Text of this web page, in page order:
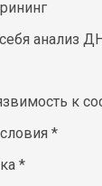
анализ
к
*
*